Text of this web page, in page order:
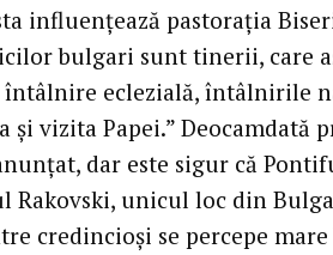
influențează pastorația
bulgari sunt tinerii, care
întâlnire eclezială, întâlnirile
și vizita Papei.”
dar este sigur că
Rakovski, unicul loc din
credincioși se percepe